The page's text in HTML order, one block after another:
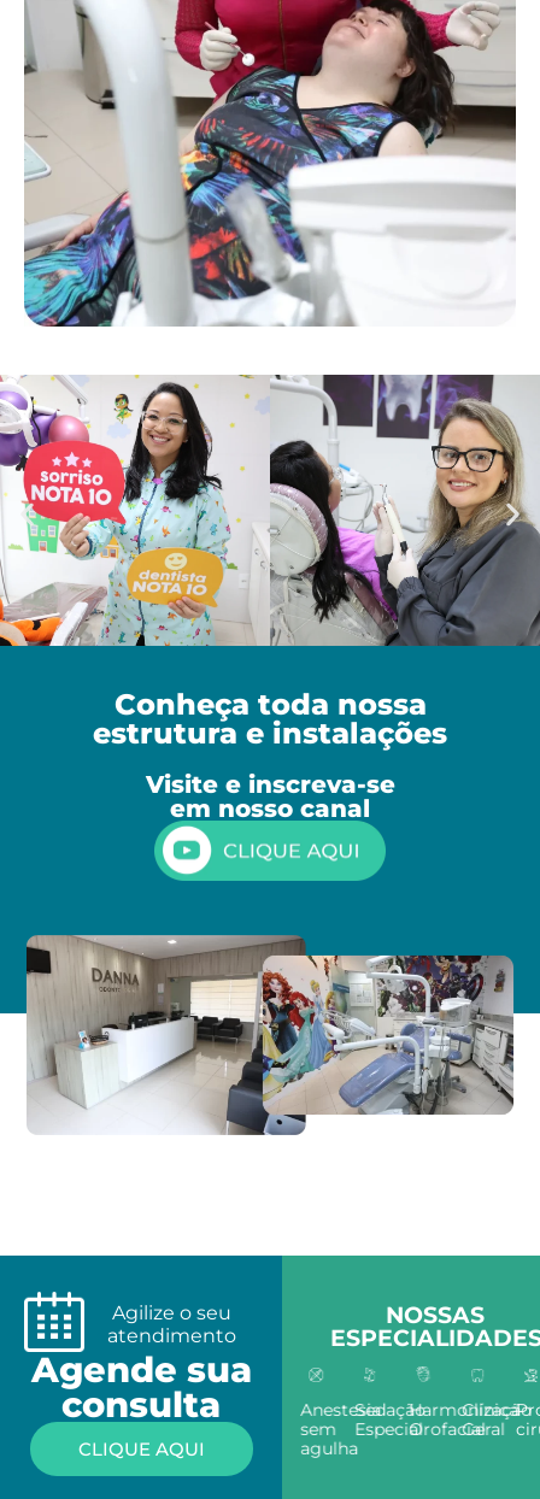
Conheça toda nossa
estrutura e instalações
Visite e inscreva-se
em nosso canal
Agilize o seu
atendimento
Agende sua
consulta
CLIQUE AQUI
NOSSAS
Anestesia
sem
agulha
Sedação
Especial
Harmonização
Orofacial
Clínica
Geral